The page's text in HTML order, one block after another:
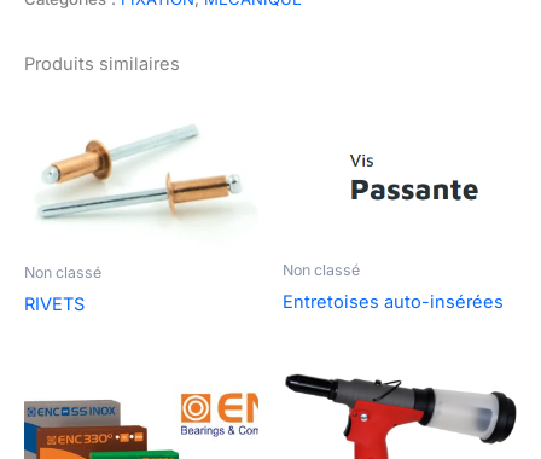
Produits similaires
Non classé
RIVETS
Non classé
Entretoises auto-insérées